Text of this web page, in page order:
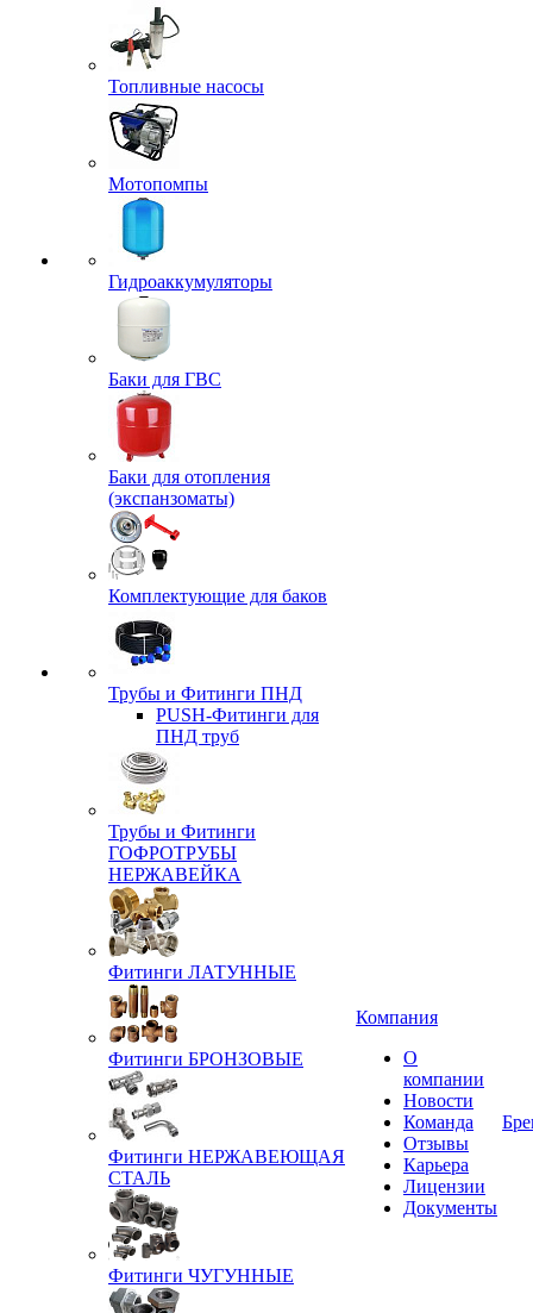
Топливные насосы
Мотопомпы
Гидроаккумуляторы
Баки для ГВС
Баки для отопления
(экспанзоматы)
Комплектующие для баков
Трубы и Фитинги ПНД
PUSH-Фитинги для
ПНД труб
Трубы и Фитинги
ГОФРОТРУБЫ
НЕРЖАВЕЙКА
Фитинги ЛАТУННЫЕ
Фитинги БРОНЗОВЫЕ
Фитинги НЕРЖАВЕЮЩАЯ
СТАЛЬ
Фитинги ЧУГУННЫЕ
Компания
О
компании
Новости
Команда
Отзывы
Карьера
Лицензии
Документы